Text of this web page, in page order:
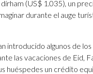
(US$ 1.035), un
durante el auge
introducido algunos de
las vacaciones de Eid,
huéspedes un crédito